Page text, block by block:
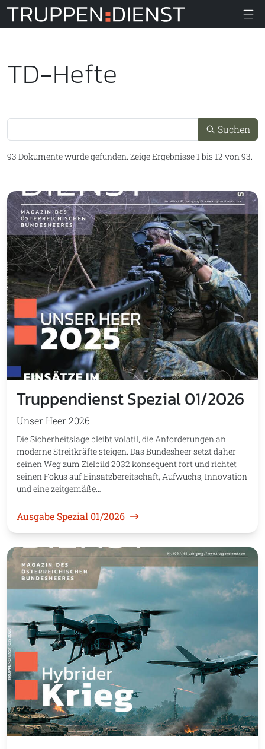
Truppendienst
TD-Hefte
Suchen
93 Dokumente wurde gefunden. Zeige Ergebnisse 1 bis 12 von 93.
Truppendienst Spezial 01/2026
Unser Heer 2026
Die Sicherheitslage bleibt volatil, die Anforderungen an
moderne Streitkräfte steigen. Das Bundesheer setzt daher
seinen Weg zum Zielbild 2032 konsequent fort und richtet
seinen Fokus auf Einsatzbereitschaft, Aufwuchs, Innovation
und eine zeitgemäße…
Ausgabe Spezial 01/2026